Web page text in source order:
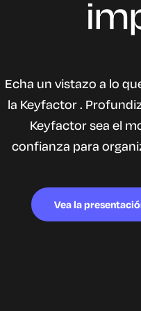
Echa un vistazo a lo
la Keyfactor .
Keyfactor sea el
confianza para
Vea la